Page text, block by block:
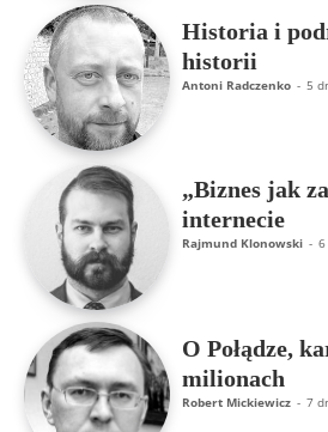
Historia i
historii
Antoni Radczenko - 5
„Biznes jak
internecie
Rajmund Klonowski -
O Połądze,
milionach
Robert Mickiewicz - 7